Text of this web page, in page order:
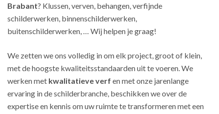
Brabant? Klussen, verven, behangen, verfijnde
schilderwerken, binnenschilderwerken,
buitenschilderwerken, … Wij helpen je graag!
We zetten we ons volledig in om elk project, groot of klein,
met de hoogste kwaliteitsstandaarden uit te voeren. We
werken met kwalitatieve verf en met onze jarenlange
ervaring in de schilderbranche, beschikken we over de
expertise en kennis om uw ruimte te transformeren met een